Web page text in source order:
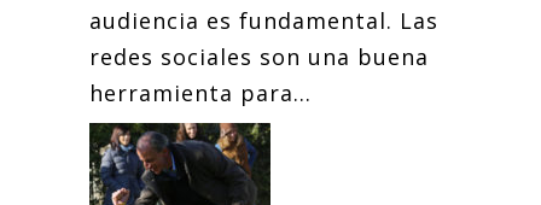
audiencia es fundamental. Las
redes sociales son una buena
herramienta para...